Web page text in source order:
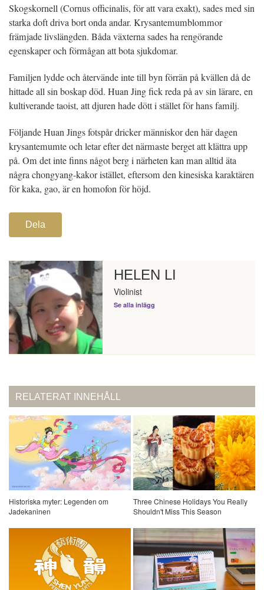
Skogskornell (Cornus officinalis, för att vara exakt), sades med sin
starka doft driva bort onda andar. Krysantemumblommor
främjade livslängden. Båda växterna sades ha rengörande
egenskaper och förmågan att bota sjukdomar.
Familjen lydde och återvände inte till byn förrän på kvällen då de
hittade all sin boskap död. Huan Jing fick reda på av sin lärare, en
kultiverande taoist, att djuren hade dött i stället för hans familj.
Följande Huan Jings fotspår dricker människor den här dagen
krysantemumte och letar efter det närmaste berget att klättra upp
på. Om det inte finns något berg i närheten kan man alltid äta
några chongyang-kakor istället, eftersom den kinesiska karaktären
för kaka, gao, är en homofon för höjd.
Dela
HELEN LI
Violinist
Se alla inlägg
RELATERAT INNEHÅLL
Historiska myter: Legenden om
Jadekaninen
Three Chinese Holidays You Really
Shouldn't Miss This Season